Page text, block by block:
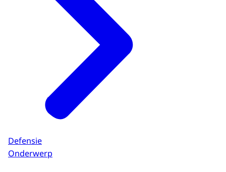
Defensie
Onderwerp